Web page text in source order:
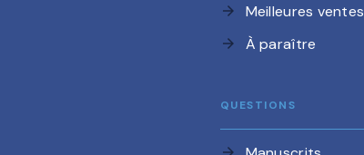
arrow_forward Meilleures ventes
arrow_forward À paraître
QUESTIONS